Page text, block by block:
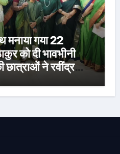
मनाया गया 22
को दी भावभीनी
छात्राओं ने रवींद्र